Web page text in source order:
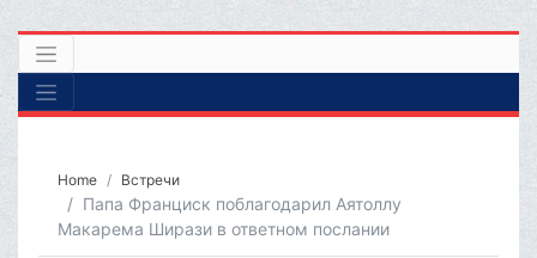
Home Встречи
Папа Франциск поблагодарил Аятоллу
Макарема Ширази в ответном послании